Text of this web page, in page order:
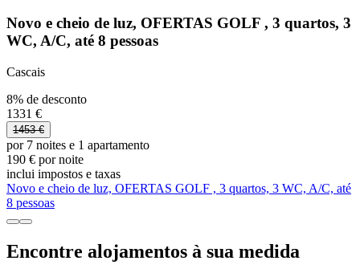
Novo e cheio de luz, OFERTAS GOLF , 3 quartos, 3
WC, A/C, até 8 pessoas
Cascais
8% de desconto
1331 €
1453 €
por 7 noites e 1 apartamento
190 € por noite
inclui impostos e taxas
Novo e cheio de luz, OFERTAS GOLF , 3 quartos, 3 WC, A/C, até
8 pessoas
Encontre alojamentos à sua medida